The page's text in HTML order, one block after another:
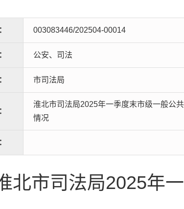
003083446/202504-00014
公安、司法
市司法局
淮北市司法局2025年一季度末市级一般公
情况
北市司法局2025年